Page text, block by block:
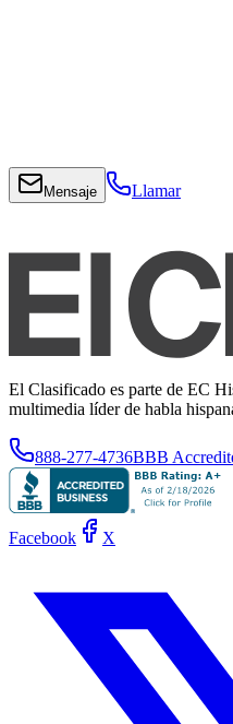
Mensaje Llamar
El Clasificado es parte de EC
multimedia líder de habla
888-277-4736BBB
Facebook X